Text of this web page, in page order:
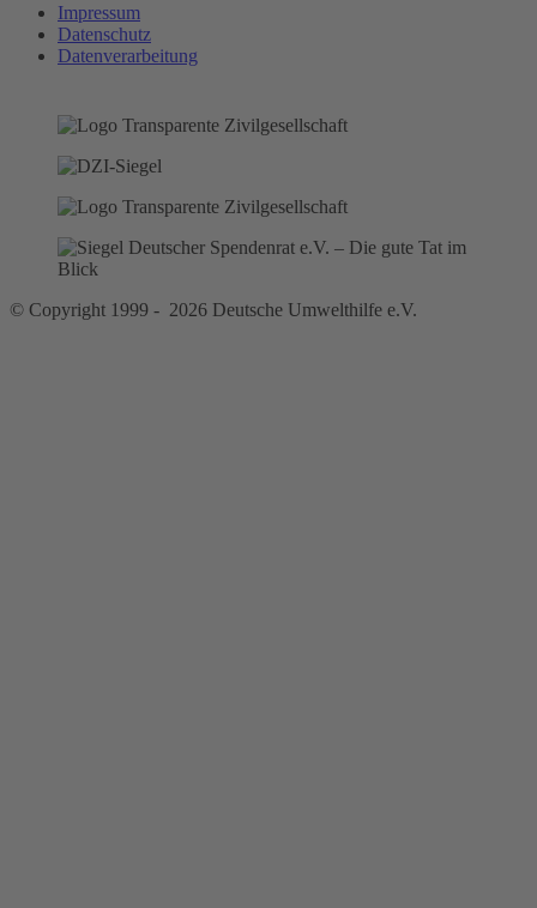
Impressum
Datenschutz
Datenverarbeitung
© Copyright 1999 - 2026 Deutsche Umwelthilfe e.V.